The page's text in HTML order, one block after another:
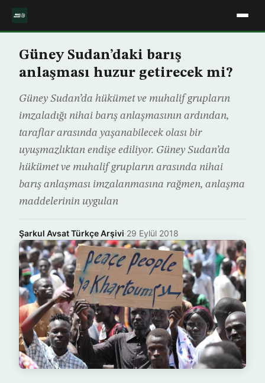
Güney Sudan’daki barış
anlaşması huzur getirecek mi?
Güney Sudan’da hükümet ve muhalif grupların
imzaladığı nihai barış anlaşmasının ardından,
taraflar arasında yaşanabilecek olası bir
uyuşmazlıktan endişe ediliyor. Güney Sudan’da
hükümet ve muhalif grupların arasında nihai
barış anlaşması imzalanmasına rağmen, anlaşma
maddelerinin uygulan
Şarkul Avsat Türkçe Arşivi·29 Eylül 2018